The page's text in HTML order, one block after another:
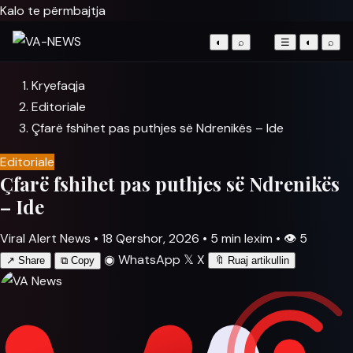
Kalo te përmbajtja
◐ ⌕ ☰ ◐ ⌕
Kryefaqja
Editoriale
Çfarë fshihet pas puthjes së Ndrenikës – Ide
Editoriale
Çfarë fshihet pas puthjes së Ndrenikës
– Ide
Viral Alert News • 18 Qershor, 2026 • 5 min lexim • 👁 5
↗ Share ⧉ Copy ◉ WhatsApp 𝕏 X 🔖 Ruaj artikullin